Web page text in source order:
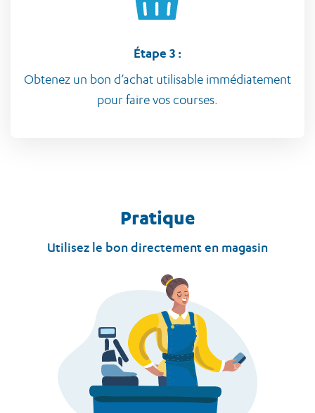
Étape 3 :
Obtenez un bon d’achat utilisable immédiatement
pour faire vos courses.
Pratique
Utilisez le bon directement en magasin